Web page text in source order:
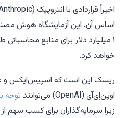
اساس آن، این آزمایشگاه هوش
۱ میلیارد دلار برای منابع
خواهد کرد.
ریسک این است که اسپیس‌ایکس و
اوپن‌اِی‌آی (OpenAI) می‌توانند
توجه
زیرا سرمایه‌گذاران برای کسب